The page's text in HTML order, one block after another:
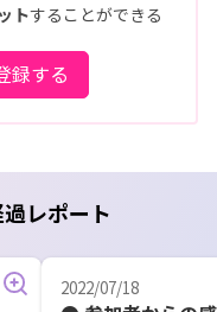
トすることができる
録する
レポート
2022/07/18